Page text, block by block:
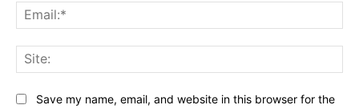
Save my name, email, and website in this browser for the